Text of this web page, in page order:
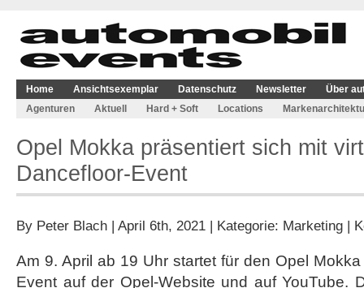
Home Ansichtsexemplar Datenschutz Newsletter
Über
Agenturen
Aktuell Hard + Soft Locations
Opel Mokka präsentiert sich mit
Dancefloor-Event
By Peter Blach | April 6th, 2021 | Kategorie: Marketing |
Am 9. April ab 19 Uhr startet für den Opel
Event auf der Opel-Website und auf YouTube.